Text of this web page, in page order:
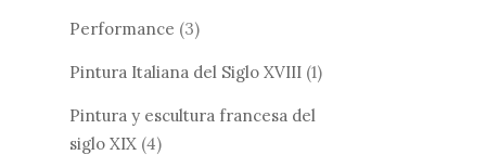
Performance (3)
Pintura Italiana del Siglo XVIII (1)
Pintura y escultura francesa del
siglo XIX (4)